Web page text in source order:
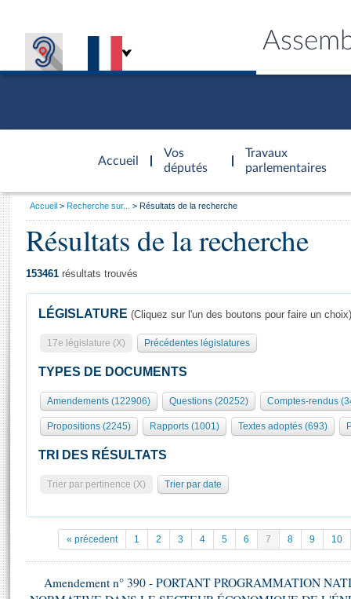
Accueil
d'accueil
Vos
députés
Travaux
parlementaires
Présidence
577 députés
Groupes politiques
Séance publique
Commissions et autres organes
Europe et International
Pétitions
Projets de loi
Général
Rôle et pouvoirs de l'Assemblée
Organisation de l'Assemblée
Présidence Conférence des Présidents Bureau Collège des
Statistiques et chiffres clés
Documents de référence
( Constitution | Règlement de l'Assemblée ... )
Visiter l'Assemblée
Visite virtuelle du palais Bourbon
Assister à une séance
La Bibliothèque
Contacts et plan d'accès
Vous
Accueil Recherche sur... Résultats de la recherche
Résultats de la recherche
153461 résultats trouvés
LÉGISLATURE (Cliquez sur l'un des boutons pour faire un choix)
17e législature (X) Précédentes législatures
TYPES DE DOCUMENTS
Amendements (122906) Questions (20252) Comptes-rendus
Propositions (2245) Rapports (1001) Textes adoptés (693)
TRI DES RÉSULTATS
Trier par pertinence (X) Trier par date
« précedent 1 2 3 4 5 6 7 8 9 10
Amendement n° 390 - PORTANT PROGRAMMATION